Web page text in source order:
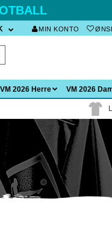
MIN KONTO
VM 2026 Herre VM 2026